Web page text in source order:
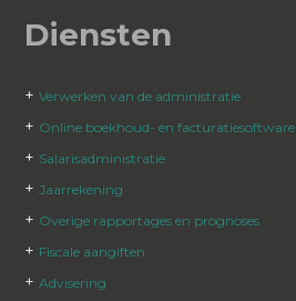
Diensten
+Verwerken van de administratie
+ Online boekhoud- en facturatiesoftware
+ Salarisadministratie
+Jaarrekening
+ Overige rapportages en prognoses
+ Fiscale aangiften
+Advisering